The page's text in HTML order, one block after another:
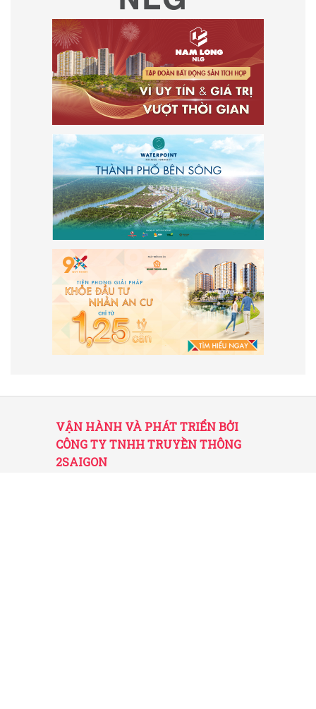
VẬN HÀNH VÀ PHÁT TRIỂN BỞI
CÔNG TY TNHH TRUYỀN THÔNG
2SAIGON